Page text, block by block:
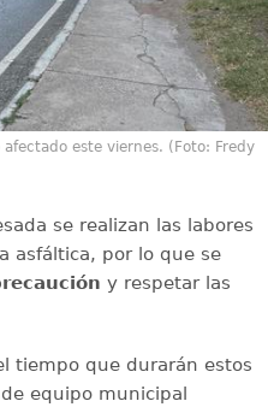
este viernes. (Foto: Fredy
se realizan las labores
asfáltica, por lo que se
y respetar las
tiempo que durarán estos
equipo municipal